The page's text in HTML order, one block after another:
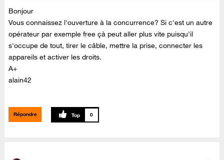
Bonjour
Vous connaissez l'ouverture à la concurrence? Si c'est un autre
opérateur par exemple free çà peut aller plus vite puisqu'il
s'occupe de tout, tirer le câble, mettre la prise, connecter les
appareils et activer les droits.
A+
alain42
Répondre 0